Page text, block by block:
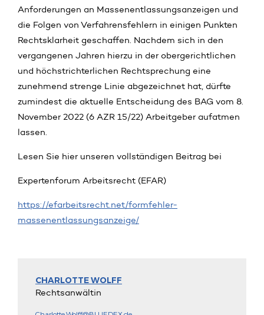
Anforderungen an Massenentlassungsanzeigen und
die Folgen von Verfahrensfehlern in einigen Punkten
Rechtsklarheit geschaffen. Nachdem sich in den
vergangenen Jahren hierzu in der obergerichtlichen
und höchstrichterlichen Rechtsprechung eine
zunehmend strenge Linie abgezeichnet hat, dürfte
zumindest die aktuelle Entscheidung des BAG vom 8.
November 2022 (6 AZR 15/22) Arbeitgeber aufatmen
lassen.
Lesen Sie hier unseren vollständigen Beitrag bei
Expertenforum Arbeitsrecht (EFAR)
https://efarbeitsrecht.net/formfehler-
massenentlassungsanzeige/
CHARLOTTE WOLFF
Rechtsanwältin